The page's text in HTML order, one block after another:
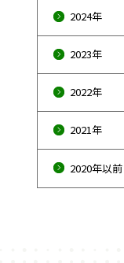
2024年
2023年
2022年
2021年
2020年以前